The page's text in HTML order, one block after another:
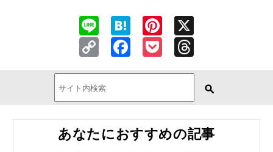
Line HatenaPinterest
Copy
Link
Facebook
Pocket
あなたにおすすめの記事